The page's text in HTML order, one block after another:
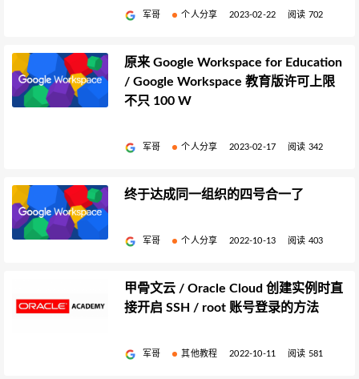
军哥 个人分享 2023-02-22 阅读 702
原来 Google Workspace for Education
/ Google Workspace 教育版许可上限
不只 100 W
军哥 个人分享 2023-02-17 阅读 342
终于达成同一组织的四号合一了
军哥 个人分享 2022-10-13 阅读 403
甲骨文云 / Oracle Cloud 创建实例时直
接开启 SSH / root 账号登录的方法
军哥 其他教程 2022-10-11 阅读 581